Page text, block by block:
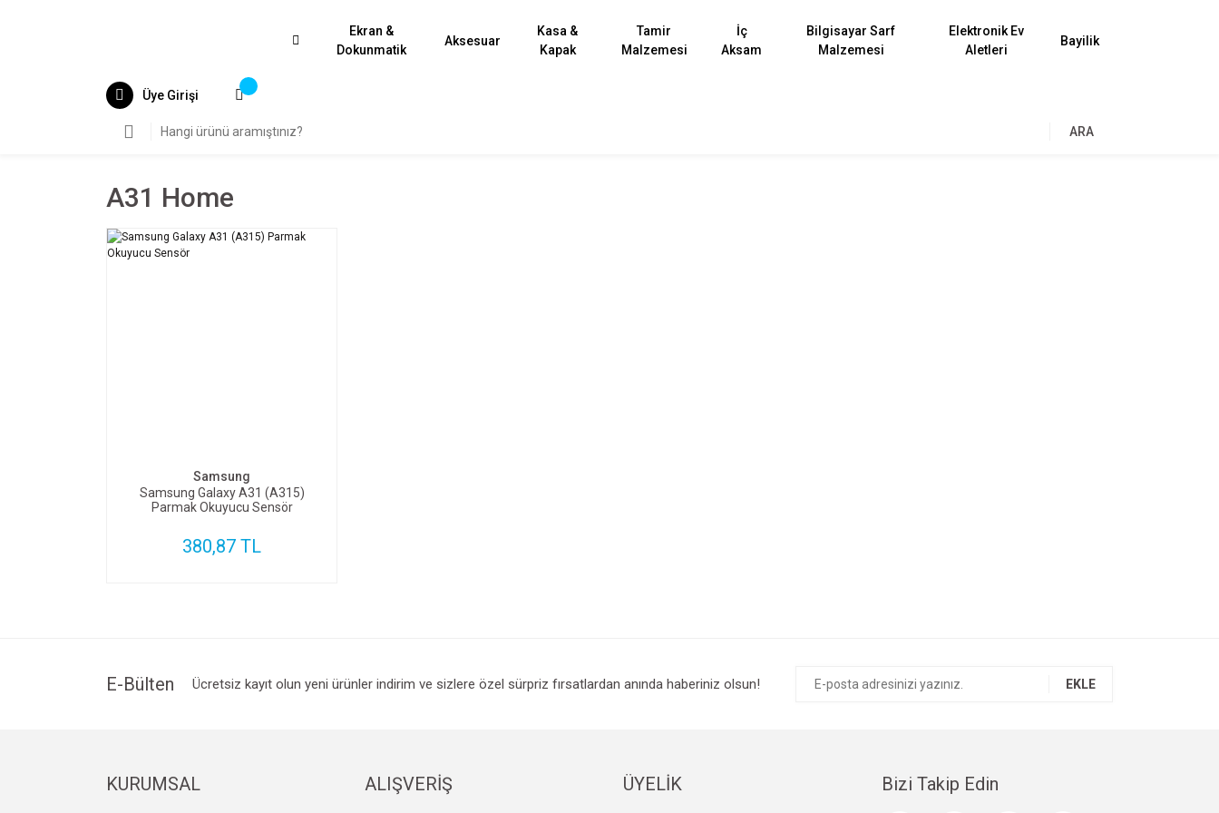
Ekran &
Dokunmatik
Aksesuar
Kasa &
Kapak
Tamir
Malzemesi
İç
Aksam
Bilgisayar Sarf
Malzemesi
Elektronik Ev
Aletleri
Bayilik
Üye Girişi
ARA
A31 Home
Samsung
Samsung Galaxy A31 (A315)
Parmak Okuyucu Sensör
380,87 TL
E-Bülten Ücretsiz kayıt olun yeni ürünler indirim ve sizlere özel sürpriz fırsatlardan anında haberiniz olsun! EKLE
KURUMSAL ALIŞVERİŞ ÜYELİK Bizi Takip Edin